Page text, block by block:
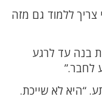
צריך ללמוד גם מזה
בנה עד לרגע
לחבר.”
“היא לא שייכת.